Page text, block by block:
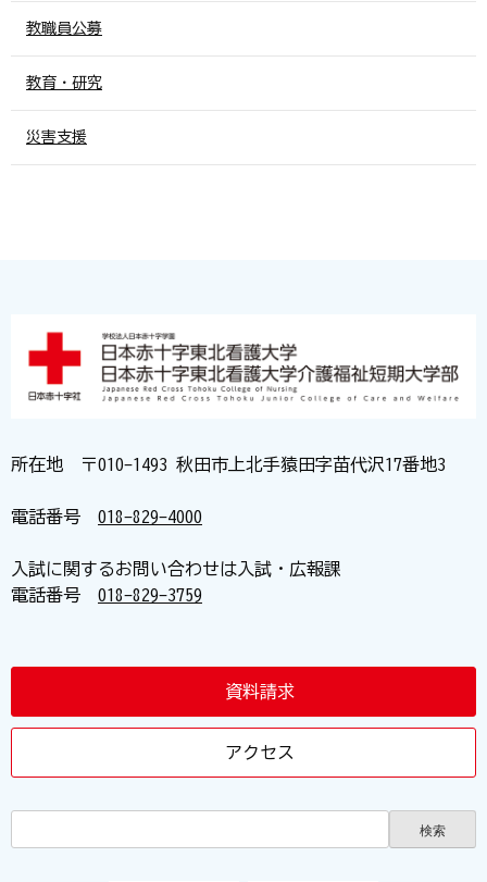
教職員公募
教育・研究
災害支援
所在地 〒010-1493 秋田市上北手猿田字苗代沢17番地3
電話番号 018-829-4000
入試に関するお問い合わせは入試・広報課
電話番号 018-829-3759
資料請求
アクセス